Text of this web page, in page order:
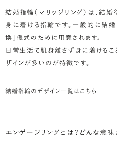
結婚指輪（マリッジリング）は、結
身に着ける指輪です。一般的に結
換」儀式のために用意されます。
日常生活で肌身離さず身に着けるこ
ザインが多いのが特徴です。
結婚指輪のデザイン一覧はこちら
エンゲージリングとは？どんな意